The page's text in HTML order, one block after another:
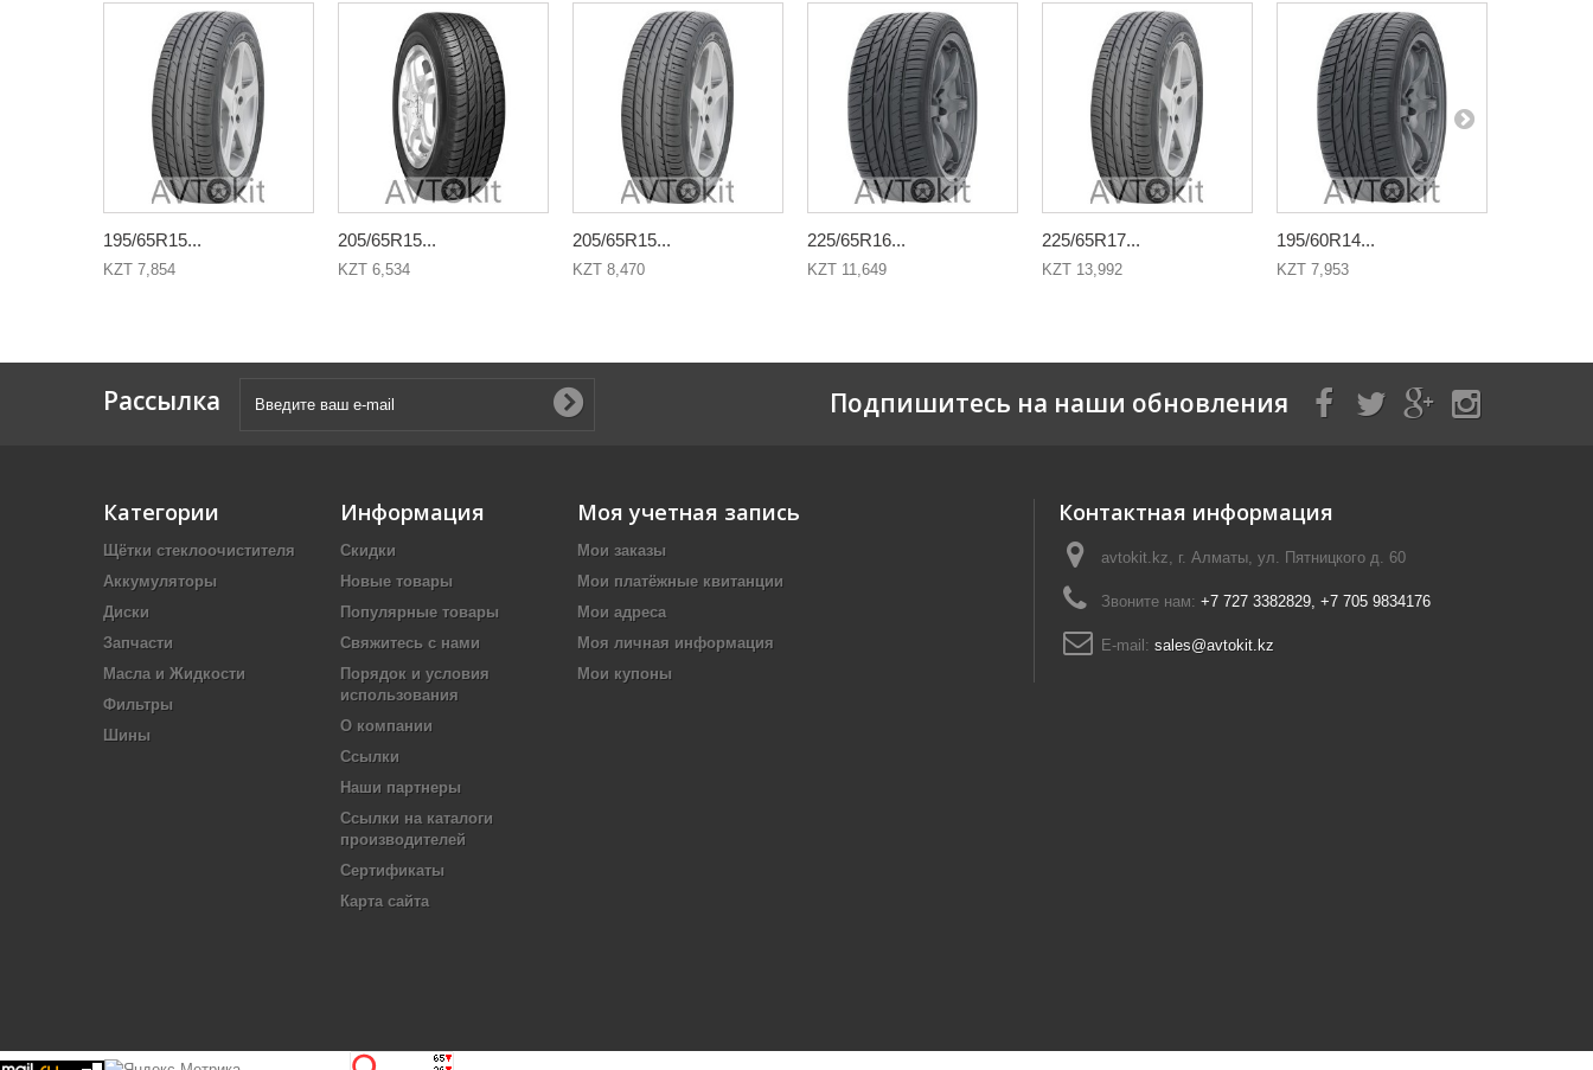
195/65R15...
KZT 7,854
205/65R15...
KZT 6,534
205/65R15...
KZT 8,470
225/65R16...
KZT 11,649
225/65R17...
KZT 13,992
195/60R14...
KZT 7,953
Рассылка Подпишитесь на наши обновления
Категории
Щётки стеклоочистителя
Аккумуляторы
Диски
Запчасти
Масла и Жидкости
Фильтры
Шины
Информация
Скидки
Новые товары
Популярные товары
Свяжитесь с нами
Порядок и условия
использования
О компании
Ссылки
Наши партнеры
Ссылки на каталоги
производителей
Сертификаты
Карта сайта
Моя учетная запись
Мои заказы
Мои платёжные квитанции
Мои адреса
Моя личная информация
Мои купоны
Контактная информация
avtokit.kz, г. Алматы, ул. Пятницкого д. 60
Звоните нам: +7 727 3382829, +7 705 9834176
E-mail: sales@avtokit.kz